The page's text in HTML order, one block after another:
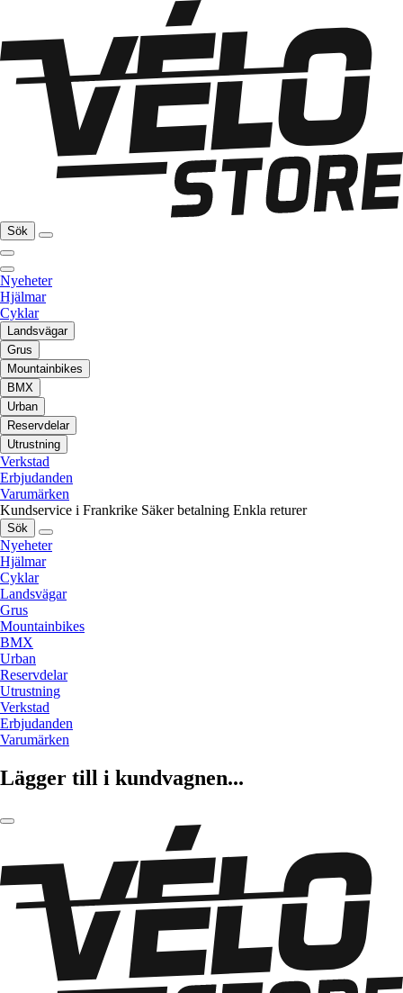
Sök
Nyeheter
Hjälmar
Cyklar
Landsvägar
Grus
Mountainbikes
BMX
Urban
Reservdelar
Utrustning
Verkstad
Erbjudanden
Varumärken
Kundservice i Frankrike Säker betalning Enkla returer
Sök
Nyeheter
Hjälmar
Cyklar
Landsvägar
Grus
Mountainbikes
BMX
Urban
Reservdelar
Utrustning
Verkstad
Erbjudanden
Varumärken
Lägger till i kundvagnen...